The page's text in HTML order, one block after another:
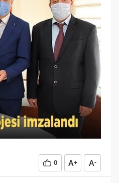
0 A+ A-
toplumların gelişiminde ve
değişiminde geniş yer etmiş
hayati öneme sahip bir olgu
olarak tarih boyunca konu olmuş
temel bir insan işlevidir.
Öğrenme eğitim bilimcilerce
kişinin çevresi ile etkileşimi
sonucunda meydana gelen kalıcı
izli bilişsel, duyuşsal ve
davranışsal...